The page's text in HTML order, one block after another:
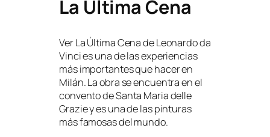
La Última Cena
Ver La Última Cena de Leonardo da
Vinci es una de las experiencias
más importantes que hacer en
Milán. La obra se encuentra en el
convento de Santa Maria delle
Grazie y es una de las pinturas
más famosas del mundo.